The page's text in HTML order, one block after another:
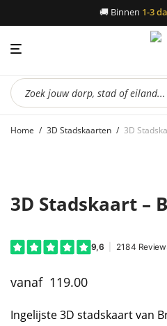
🚚 Binnen 1-3
Producten
zoeken
Home / 3D Stadskaarten / 3D
3D Stadskaart –
119.00
Ingelijste 3D stadskaart van